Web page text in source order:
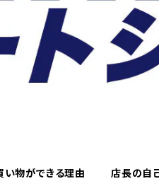
い物ができる理由 店長の自